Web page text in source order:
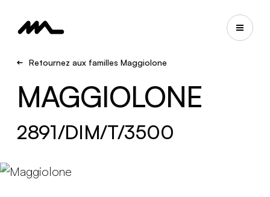
Retournez aux familles Maggiolone
MAGGIOLONE
2891/DIM/T/3500